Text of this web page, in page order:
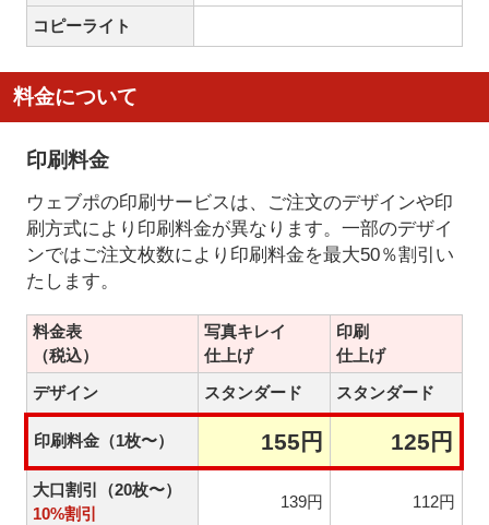
コピーライト
料金について
印刷料金
ウェブポの印刷サービスは、ご注文のデザインや印
刷方式により印刷料金が異なります。一部のデザイ
ンではご注文枚数により印刷料金を最大50％割引い
たします。
料金表
（税込）
写真キレイ
仕上げ
印刷
仕上げ
デザイン
スタンダード スタンダード
印刷料金（1枚〜） 155円 125円
大口割引（20枚〜）
10%割引
139円 112円